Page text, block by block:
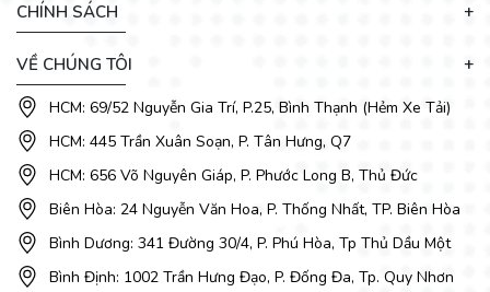
CHÍNH SÁCH
VỀ CHÚNG TÔI
HCM: 69/52 Nguyễn Gia Trí, P.25, Bình Thạnh (Hẻm Xe Tải)
HCM: 445 Trần Xuân Soạn, P. Tân Hưng, Q7
HCM: 656 Võ Nguyên Giáp, P. Phước Long B, Thủ Đức
Biên Hòa: 24 Nguyễn Văn Hoa, P. Thống Nhất, TP. Biên Hòa
Bình Dương: 341 Đường 30/4, P. Phú Hòa, Tp Thủ Dầu Một
Bình Định: 1002 Trần Hưng Đạo, P. Đống Đa, Tp. Quy Nhơn